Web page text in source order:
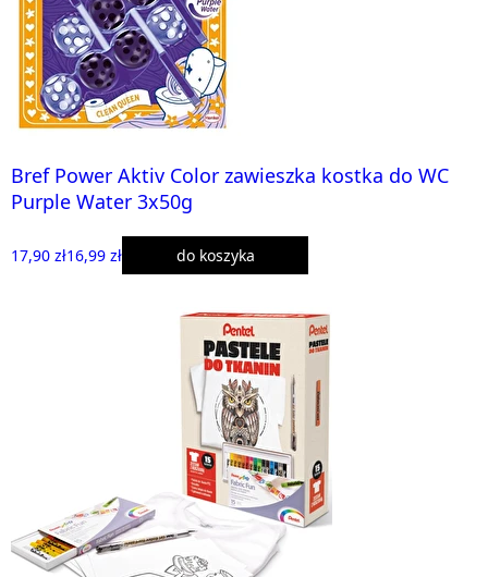
Bref Power Aktiv Color zawieszka kostka do WC
Purple Water 3x50g
17,90 zł16,99 zł do koszyka